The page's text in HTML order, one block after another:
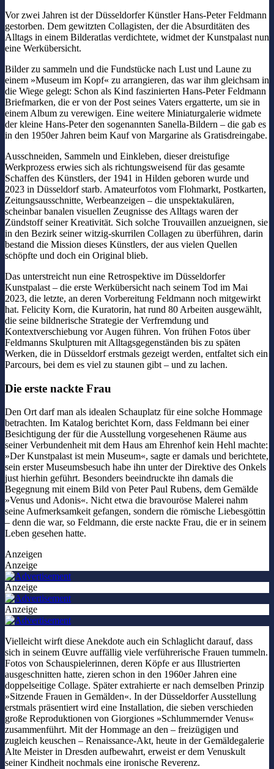
Vor zwei Jahren ist der Düsseldorfer Künstler Hans-Peter Feldmann
gestorben. Dem gewitzten Collagisten, der die Absurditäten des
Alltags in einem Bilderatlas verdichtete, widmet der Kunstpalast nun
eine Werkübersicht.
Bilder zu sammeln und die Fundstücke nach Lust und Laune zu
einem »Museum im Kopf« zu arrangieren, das war ihm gleichsam in
die Wiege gelegt: Schon als Kind faszinierten Hans-Peter Feldmann
Briefmarken, die er von der Post seines Vaters ergatterte, um sie in
einem Album zu verewigen. Eine weitere Miniaturgalerie widmete
der kleine Hans-Peter den sogenannten Sanella-Bildern – die gab es
in den 1950er Jahren beim Kauf von Margarine als Gratisdreingabe.
Ausschneiden, Sammeln und Einkleben, dieser dreistufige
Werkprozess erwies sich als richtungsweisend für das gesamte
Schaffen des Künstlers, der 1941 in Hilden geboren wurde und
2023 in Düsseldorf starb. Amateurfotos vom Flohmarkt, Postkarten,
Zeitungsausschnitte, Werbeanzeigen – die unspektakulären,
scheinbar banalen visuellen Zeugnisse des Alltags waren der
Zündstoff seiner Kreativität. Sich solche Trouvaillen anzueignen, sie
in den Bezirk seiner witzig-skurrilen Collagen zu überführen, darin
bestand die Mission dieses Künstlers, der aus vielen Quellen
schöpfte und doch ein Original blieb.
Das unterstreicht nun eine Retrospektive im Düsseldorfer
Kunstpalast – die erste Werkübersicht nach seinem Tod im Mai
2023, die letzte, an deren Vorbereitung Feldmann noch mitgewirkt
hat. Felicity Korn, die Kuratorin, hat rund 80 Arbeiten ausgewählt,
die seine bildnerische Strategie der Verfremdung und
Kontextverschiebung vor Augen führen. Von frühen Fotos über
Feldmanns Skulpturen mit Alltagsgegenständen bis zu späten
Werken, die in Düsseldorf erstmals gezeigt werden, entfaltet sich ein
Parcours, bei dem es viel zu staunen gibt – und zu lachen.
Die erste nackte Frau
Den Ort darf man als idealen Schauplatz für eine solche Hommage
betrachten. Im Katalog berichtet Korn, dass Feldmann bei einer
Besichtigung der für die Ausstellung vorgesehenen Räume aus
seiner Verbundenheit mit dem Haus am Ehrenhof kein Hehl machte:
»Der Kunstpalast ist mein Museum«, sagte er damals und berichtete,
sein erster Museumsbesuch habe ihn unter der Direktive des Onkels
just hierhin geführt. Besonders beeindruckte ihn damals die
Begegnung mit einem Bild von Peter Paul Rubens, dem Gemälde
»Venus und Adonis«. Nicht etwa die bravouröse Malerei nahm
seine Aufmerksamkeit gefangen, sondern die römische Liebesgöttin
– denn die war, so Feldmann, die erste nackte Frau, die er in seinem
Leben gesehen hatte.
Anzeigen
Anzeige
Anzeige
Anzeige
Vielleicht wirft diese Anekdote auch ein Schlaglicht darauf, dass
sich in seinem Œuvre auffällig viele verführerische Frauen tummeln.
Fotos von Schauspielerinnen, deren Köpfe er aus Illustrierten
ausgeschnitten hatte, zieren schon in den 1960er Jahren eine
doppelseitige Collage. Später extrahierte er nach demselben Prinzip
»Sitzende Frauen in Gemälden«. In der Düsseldorfer Ausstellung
erstmals präsentiert wird eine Installation, die sieben verschieden
große Reproduktionen von Giorgiones »Schlummernder Venus«
zusammenführt. Mit der Hommage an den – freizügigen und
zugleich keuschen – Renaissance-Akt, heute in der Gemäldegalerie
Alte Meister in Dresden aufbewahrt, erweist er dem Venuskult
seiner Kindheit nochmals eine ironische Reverenz.